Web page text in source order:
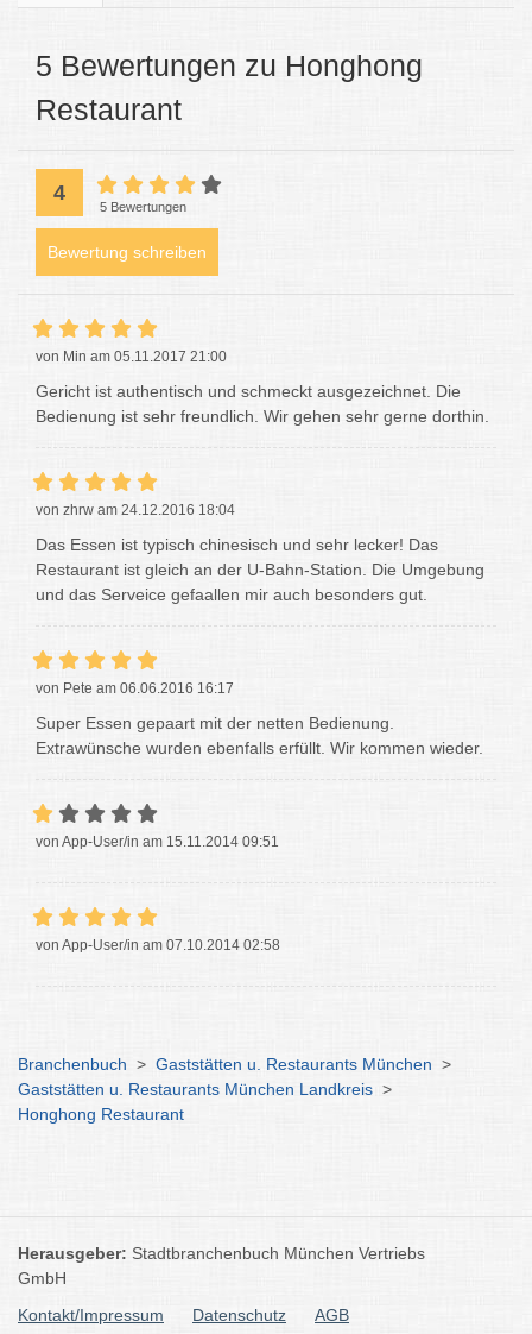
5 Bewertungen zu Honghong
Restaurant
4
5 Bewertungen
Bewertung schreiben
von Min am 05.11.2017 21:00
Gericht ist authentisch und schmeckt ausgezeichnet. Die
Bedienung ist sehr freundlich. Wir gehen sehr gerne dorthin.
von zhrw am 24.12.2016 18:04
Das Essen ist typisch chinesisch und sehr lecker! Das
Restaurant ist gleich an der U-Bahn-Station. Die Umgebung
und das Serveice gefaallen mir auch besonders gut.
von Pete am 06.06.2016 16:17
Super Essen gepaart mit der netten Bedienung.
Extrawünsche wurden ebenfalls erfüllt. Wir kommen wieder.
von App-User/in am 15.11.2014 09:51
von App-User/in am 07.10.2014 02:58
Branchenbuch > Gaststätten u. Restaurants München >
Gaststätten u. Restaurants München Landkreis >
Honghong Restaurant
Herausgeber: Stadtbranchenbuch München Vertriebs
GmbH
Kontakt/Impressum
Datenschutz
AGB